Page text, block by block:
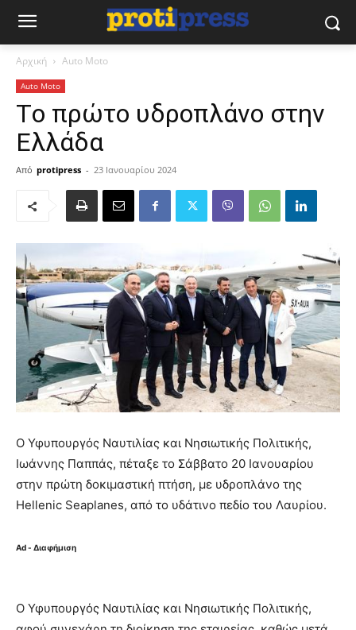
Αρχική Auto Moto
Auto Moto
Tο πρώτο υδροπλάνο στην
Ελλάδα
Από protipress - 23 Ιανουαρίου 2024
Ο Υφυπουργός Ναυτιλίας και Νησιωτικής Πολιτικής,
Ιωάννης Παππάς, πέταξε το Σάββατο 20 Ιανουαρίου
στην πρώτη δοκιμαστική πτήση, με υδροπλάνο της
Hellenic Seaplanes, από το υδάτινο πεδίο του Λαυρίου.
Ad - Διαφήμιση
Ο Υφυπουργός Ναυτιλίας και Νησιωτικής Πολιτικής,